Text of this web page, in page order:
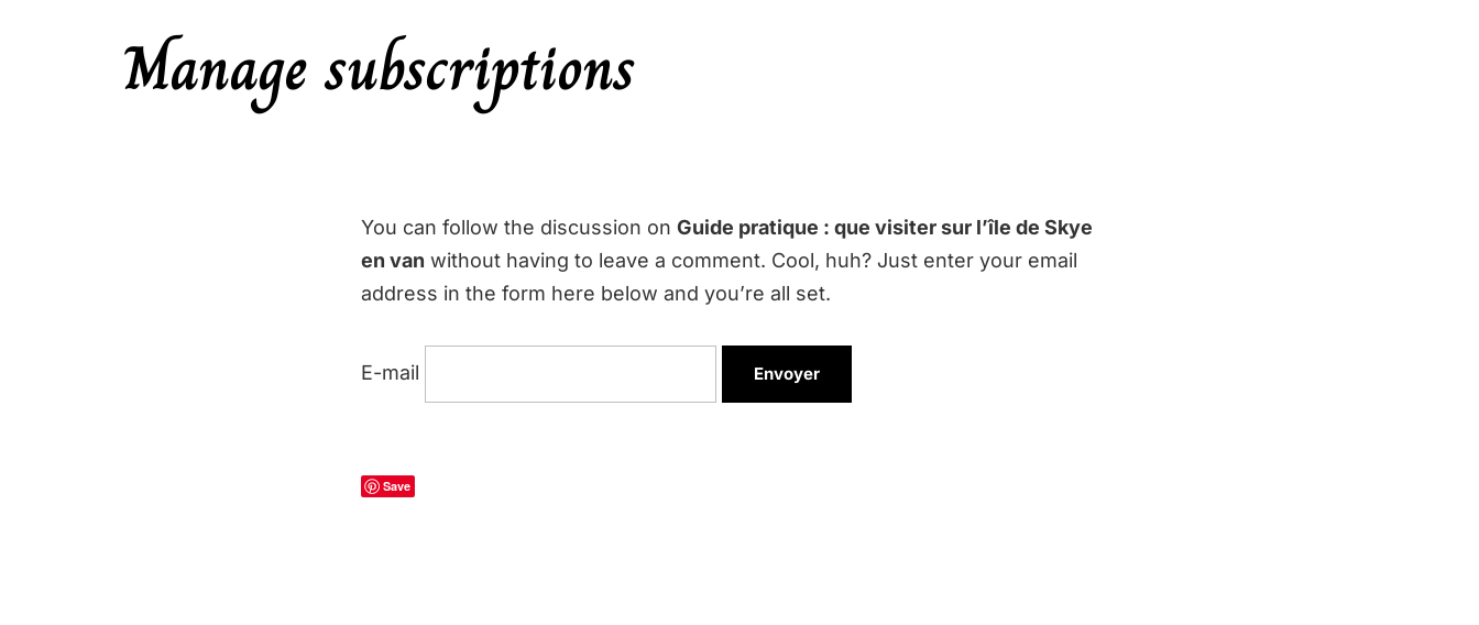
Manage subscriptions
You can follow the discussion on Guide pratique : que visiter sur l’île de Skye
en van without having to leave a comment. Cool, huh? Just enter your email
address in the form here below and you’re all set.
E-mail
Save